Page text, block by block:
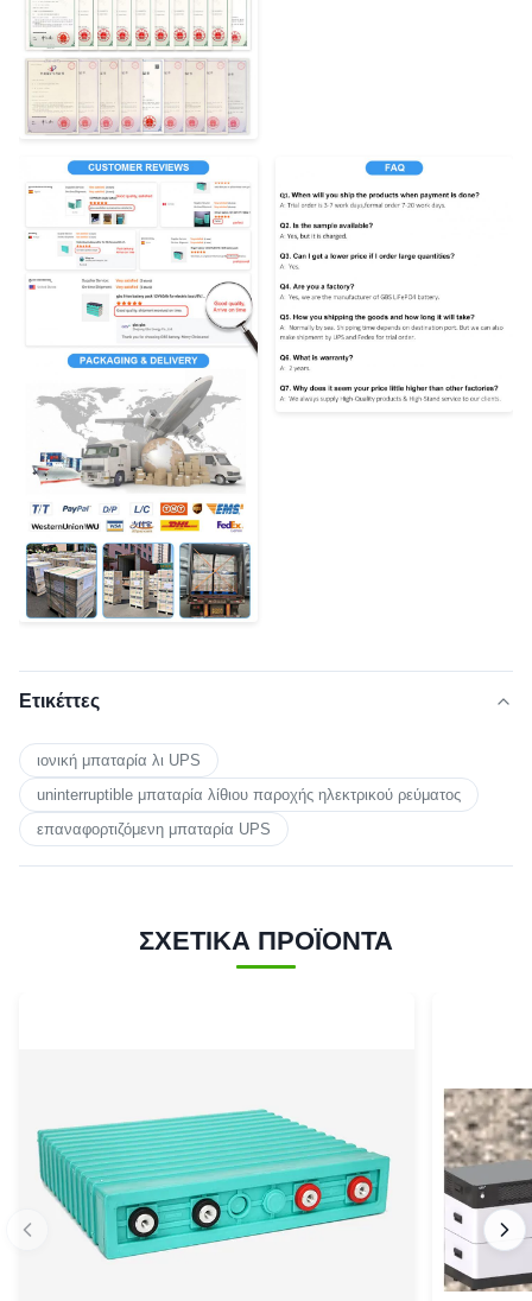
Ετικέττες
ιονική μπαταρία λι UPS
uninterruptible μπαταρία λίθιου παροχής ηλεκτρικού ρεύματος
επαναφορτιζόμενη μπαταρία UPS
ΣΧΕΤΙΚΑ ΠΡΟΪΟΝΤΑ